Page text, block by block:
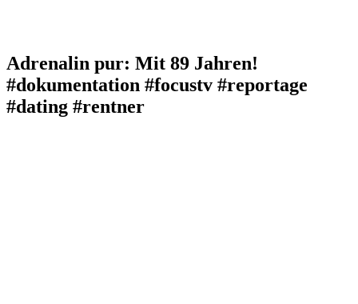
Adrenalin pur: Mit 89 Jahren!
#dokumentation #focustv #reportage
#dating #rentner